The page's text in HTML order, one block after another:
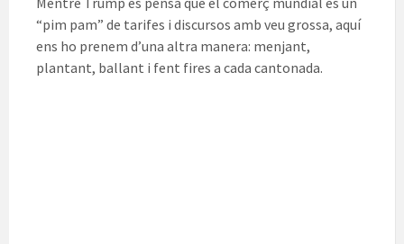
“pim pam” de tarifes i discursos amb veu grossa, aquí
ens ho prenem d’una altra manera: menjant,
plantant, ballant i fent fires a cada cantonada.